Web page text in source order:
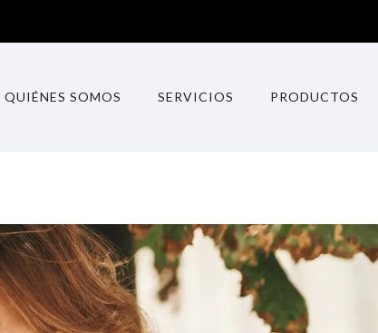
QUIÉNES SOMOS SERVICIOS PRODUCTOS